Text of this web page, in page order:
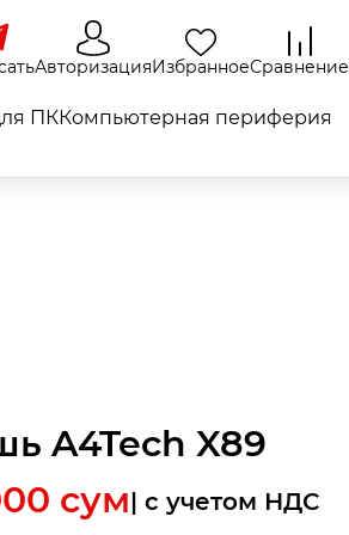
АвторизацияИзбранноеСравнение
ПККомпьютерная периферия
A4Tech X89
сум| c учетом НДС